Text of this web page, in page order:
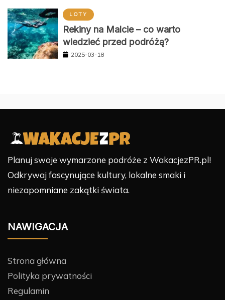
LOTY
Rekiny na Malcie – co warto
wiedzieć przed podróżą?
2025-03-18
Planuj swoje wymarzone podróże z WakacjezPR.pl!
Odkrywaj fascynujące kultury, lokalne smaki i
niezapomniane zakątki świata.
NAWIGACJA
Strona główna
Polityka prywatności
Regulamin